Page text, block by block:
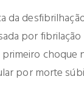
da
por
choque
por morte